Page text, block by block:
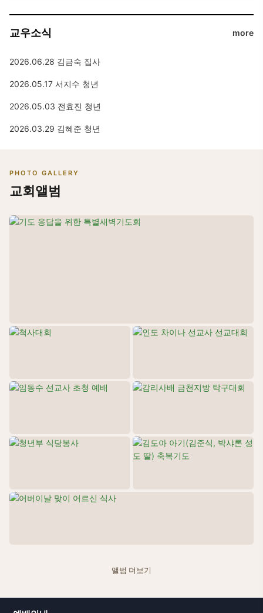
교우소식 more
2026.06.28 김금숙 집사
2026.05.17 서지수 청년
2026.05.03 전효진 청년
2026.03.29 김혜준 청년
PHOTO GALLERY
교회앨범
앨범 더보기